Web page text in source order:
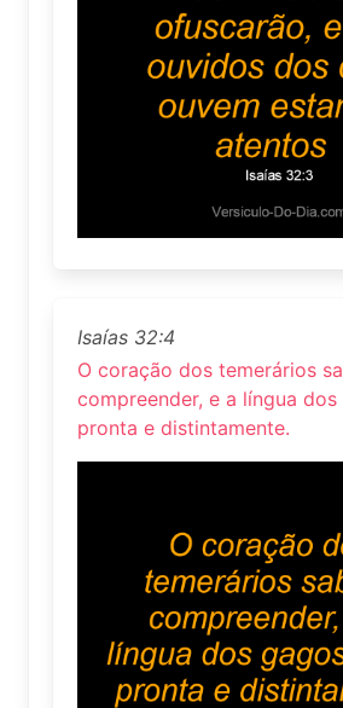
Isaías 32:4
O coração dos temerários
compreender, e a língua
pronta e distintamente.